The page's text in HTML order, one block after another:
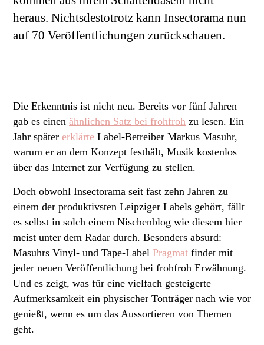
heraus. Nichtsdestotrotz kann Insectorama nun
auf 70 Veröffentlichungen zurückschauen.
Die Erkenntnis ist nicht neu. Bereits vor fünf Jahren
gab es einen ähnlichen Satz bei frohfroh zu lesen. Ein
Jahr später erklärte Label-Betreiber Markus Masuhr,
warum er an dem Konzept festhält, Musik kostenlos
über das Internet zur Verfügung zu stellen.
Doch obwohl Insectorama seit fast zehn Jahren zu
einem der produktivsten Leipziger Labels gehört, fällt
es selbst in solch einem Nischenblog wie diesem hier
meist unter dem Radar durch. Besonders absurd:
Masuhrs Vinyl- und Tape-Label Pragmat findet mit
jeder neuen Veröffentlichung bei frohfroh Erwähnung.
Und es zeigt, was für eine vielfach gesteigerte
Aufmerksamkeit ein physischer Tonträger nach wie vor
genießt, wenn es um das Aussortieren von Themen
geht.